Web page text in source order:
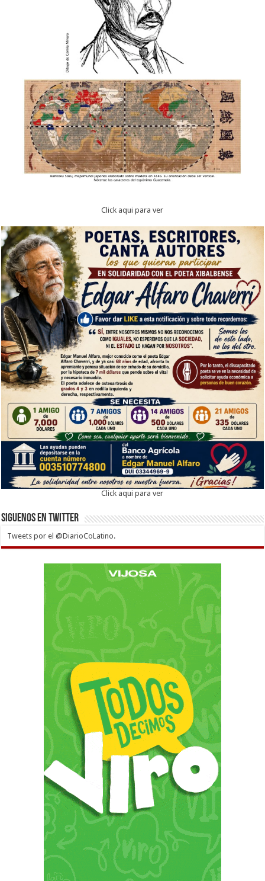
Click aqui para ver
Click aqui para ver
Siguenos en twitter
Tweets por el @DiarioCoLatino.